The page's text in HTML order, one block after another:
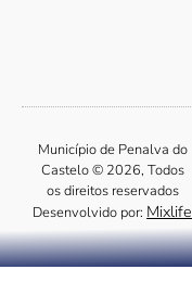
Município de Penalva do
Castelo © 2026, Todos
os direitos reservados
Desenvolvido por: Mixlife